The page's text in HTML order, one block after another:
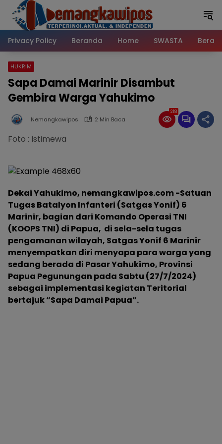
Langsung
konten
Privacy Policy
Beranda Home SWASTA
HUKRIM
Sapa Damai Marinir Disambut
Gembira Warga Yahukimo
Nemangkawipos 2 Min Baca
218
Foto : Istimewa
Dekai Yahukimo, nemangkawipos.com -Satuan
Tugas Batalyon Infanteri (Satgas Yonif) 6
Marinir, bagian dari Komando Operasi TNI
(KOOPS TNI) di Papua, di sela-sela tugas
pengamanan wilayah, Satgas Yonif 6 Marinir
menyempatkan diri menyapa para warga yang
sedang berada di Pasar Yahukimo, Provinsi
Papua Pegunungan pada Sabtu (27/7/2024)
sebagai implementasi kegiatan Teritorial
bertajuk “Sapa Damai Papua”.